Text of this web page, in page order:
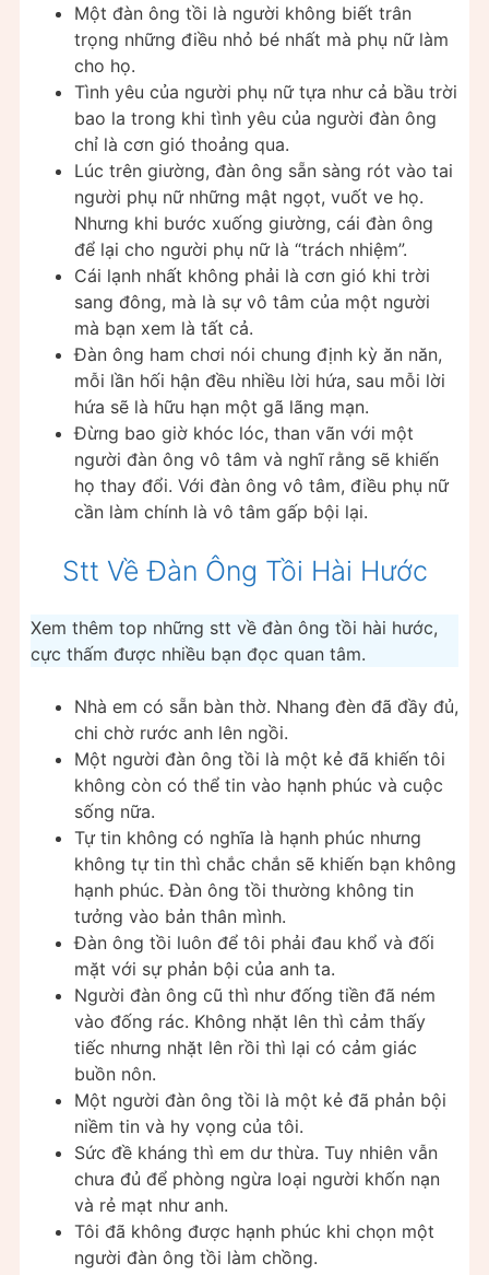
Một đàn ông tồi là người không biết trân
trọng những điều nhỏ bé nhất mà phụ nữ làm
cho họ.
Tình yêu của người phụ nữ tựa như cả bầu trời
bao la trong khi tình yêu của người đàn ông
chỉ là cơn gió thoảng qua.
Lúc trên giường, đàn ông sẵn sàng rót vào tai
người phụ nữ những mật ngọt, vuốt ve họ.
Nhưng khi bước xuống giường, cái đàn ông
để lại cho người phụ nữ là “trách nhiệm”.
Cái lạnh nhất không phải là cơn gió khi trời
sang đông, mà là sự vô tâm của một người
mà bạn xem là tất cả.
Đàn ông ham chơi nói chung định kỳ ăn năn,
mỗi lần hối hận đều nhiều lời hứa, sau mỗi lời
hứa sẽ là hữu hạn một gã lãng mạn.
Đừng bao giờ khóc lóc, than vãn với một
người đàn ông vô tâm và nghĩ rằng sẽ khiến
họ thay đổi. Với đàn ông vô tâm, điều phụ nữ
cần làm chính là vô tâm gấp bội lại.
Stt Về Đàn Ông Tồi Hài Hước
Xem thêm top những stt về đàn ông tồi hài hước,
cực thấm được nhiều bạn đọc quan tâm.
Nhà em có sẵn bàn thờ. Nhang đèn đã đầy đủ,
chi chờ rước anh lên ngồi.
Một người đàn ông tồi là một kẻ đã khiến tôi
không còn có thể tin vào hạnh phúc và cuộc
sống nữa.
Tự tin không có nghĩa là hạnh phúc nhưng
không tự tin thì chắc chắn sẽ khiến bạn không
hạnh phúc. Đàn ông tồi thường không tin
tưởng vào bản thân mình.
Đàn ông tồi luôn để tôi phải đau khổ và đối
mặt với sự phản bội của anh ta.
Người đàn ông cũ thì như đống tiền đã ném
vào đống rác. Không nhặt lên thì cảm thấy
tiếc nhưng nhặt lên rồi thì lại có cảm giác
buồn nôn.
Một người đàn ông tồi là một kẻ đã phản bội
niềm tin và hy vọng của tôi.
Sức đề kháng thì em dư thừa. Tuy nhiên vẫn
chưa đủ để phòng ngừa loại người khốn nạn
và rẻ mạt như anh.
Tôi đã không được hạnh phúc khi chọn một
người đàn ông tồi làm chồng.